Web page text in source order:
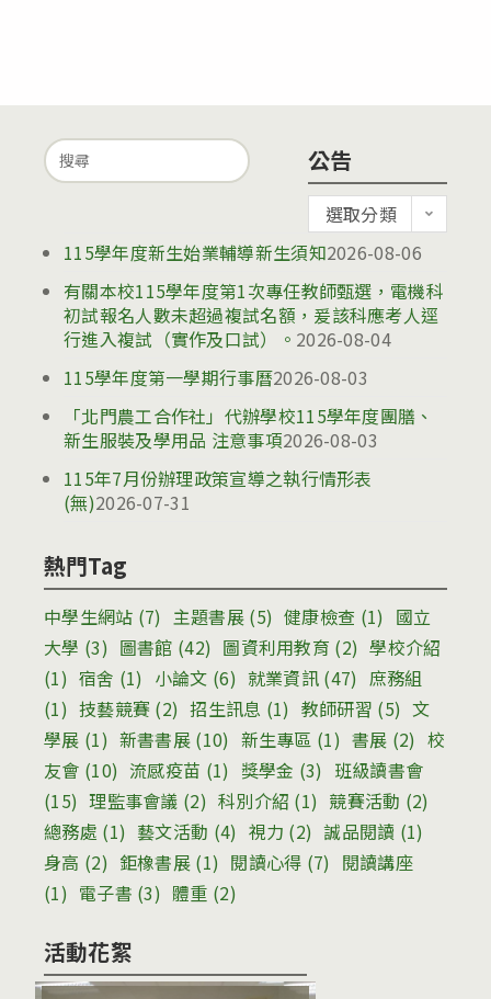
Search
for:
公告
告
選取分類
115學年度新生始業輔導新生須知2026-08-06
有關本校115學年度第1次專任教師甄選，電機科
初試報名人數未超過複試名額，爰該科應考人逕
行進入複試（實作及口試）。 2026-08-04
115學年度第一學期行事曆2026-08-03
「北門農工合作社」代辦學校115學年度團膳、
新生服裝及學用品 注意事項2026-08-03
115年7月份辦理政策宣導之執行情形表
(無)2026-07-31
熱門Tag
中學生網站 (7) 主題書展(5) 健康檢查 (1) 國立
大學 (3) 圖書館 (42) 圖資利用教育 (2) 學校介紹
(1) 宿舍 (1) 小論文 (6) 就業資訊 (47) 庶務組
(1) 技藝競賽 (2) 招生訊息 (1) 教師研習 (5) 文
學展 (1) 新書書展 (10) 新生專區 (1) 書展 (2) 校
友會 (10) 流感疫苗 (1) 獎學金 (3) 班級讀書會
(15) 理監事會議 (2) 科別介紹 (1) 競賽活動 (2)
總務處 (1) 藝文活動 (4) 視力 (2) 誠品閱讀 (1)
身高 (2) 鉅橡書展 (1) 閱讀心得 (7) 閱讀講座
(1) 電子書 (3) 體重 (2)
活動花絮